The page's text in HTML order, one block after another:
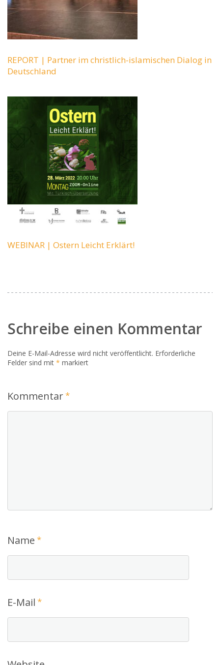
REPORT | Partner im christlich-islamischen Dialog in
Deutschland
WEBINAR | Ostern Leicht Erklärt!
Schreibe einen Kommentar
Deine E-Mail-Adresse wird nicht veröffentlicht. Erforderliche
Felder sind mit * markiert
Kommentar*
Name *
E-Mail *